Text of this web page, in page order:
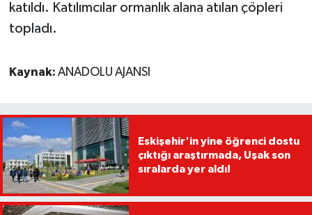
katıldı. Katılımcılar ormanlık alana atılan çöpleri
topladı.
Kaynak: ANADOLU AJANSI
Eskişehir'in yine öğrenci dostu
çıktığı araştırmada, Uşak son
sıralarda yer aldı!